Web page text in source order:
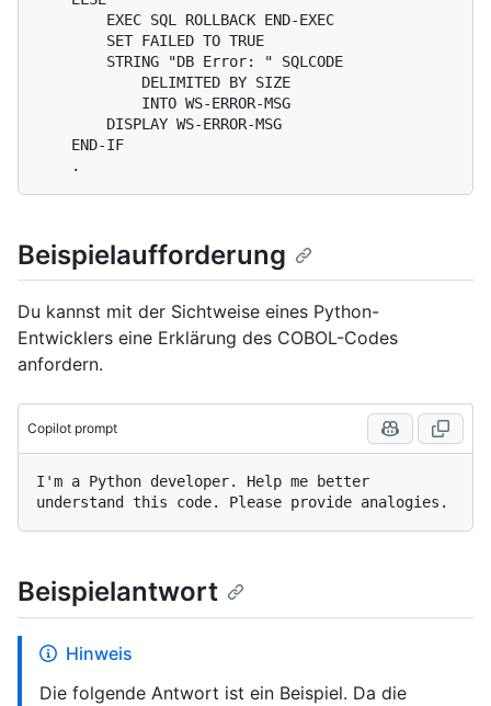
Beispielaufforderung
Du kannst mit der Sichtweise eines Python-
Entwicklers eine Erklärung des COBOL-Codes
anfordern.
Copilot prompt
I'm a Python developer. Help me better
Beispielantwort
Hinweis
Die folgende Antwort ist ein Beispiel. Da die